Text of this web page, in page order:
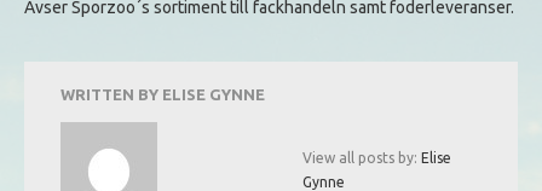
Avser Sporzoo´s sortiment till fackhandeln samt foderleveranser.
WRITTEN BY ELISE GYNNE
View all posts by: Elise
Gynne